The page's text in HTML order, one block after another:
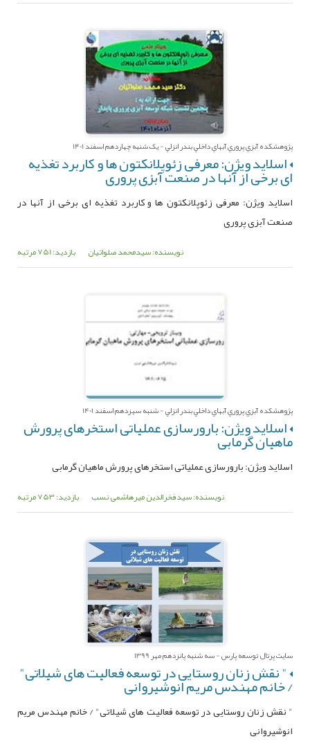
پژوهشکده آبزي پروري آبهاي داخلي بندر انزلي - یک شنبه چهاردهم اسفند 1401
اسلاید ویژن: معرفی زئوپلانکتون ها و کاربرد تغذیه
ای برخی از آنها در صنعت آبزی پروری
اسلاید ویژن: معرفی زئوپلانکتون ها و کاربرد تغذیه ای برخی از آنها در
صنعت آبزی پروری
نویسنده: سیدمحمد صلواتیان بازدید: 751 مرتبه
پژوهشکده آبزي پروري آبهاي داخلي بندر انزلي - شنبه سیزدهم اسفند 1401
اسلاید ویژن: بارورسازی عملیاتی استخرهای پرورش
ماهیان گرمابی
اسلاید ویژن: بارورسازی عملیاتی استخرهای پرورش ماهیان گرمابی
نویسنده: سیدفخرالدین میرهاشمی نسب بازدید: 753 مرتبه
سایت پرتال توسعه پارس - سه شنبه پانزدهم مهر 1399
" نقش زنان روستایی در توسعه فعالیت های شیلاتی"
/ خانم مهندس مریم انوشیروانی
" نقش زنان روستایی در توسعه فعالیت های شیلاتی" / خانم مهندس مریم
انوشیروانی